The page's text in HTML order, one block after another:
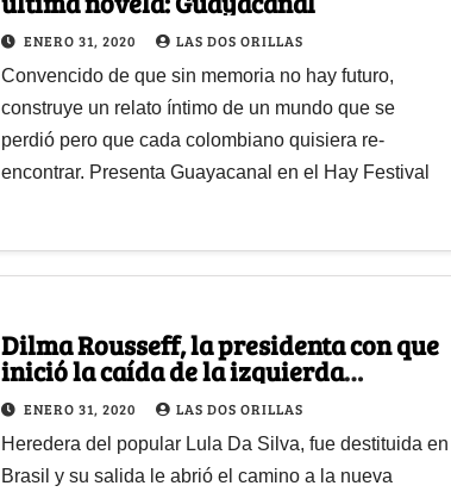
ENERO 31, 2020 LAS DOS ORILLAS
Convencido de que sin memoria no hay futuro,
construye un relato íntimo de un mundo que se
perdió pero que cada colombiano quisiera re-
encontrar. Presenta Guayacanal en el Hay Festival
Dilma Rousseff, la presidenta con que
inició la caída de la izquierda
latinoamericana
ENERO 31, 2020 LAS DOS ORILLAS
Heredera del popular Lula Da Silva, fue destituida en
Brasil y su salida le abrió el camino a la nueva